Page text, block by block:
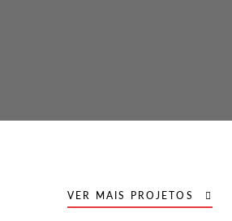
VER MAIS PROJETOS